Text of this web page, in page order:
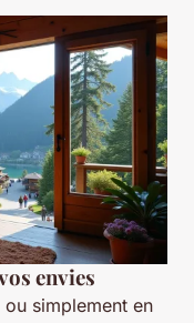
envies
simplement en